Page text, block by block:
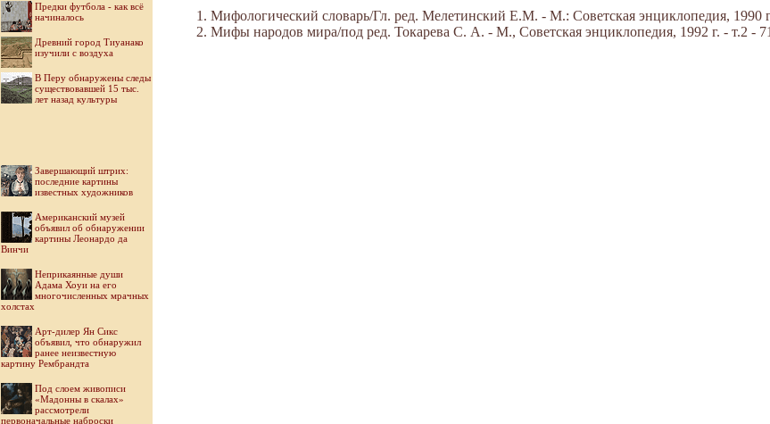
Предки футбола - как всё
начиналось
Древний город Тиуанако
изучили с воздуха
В Перу обнаружены следы
существовавшей 15 тыс.
лет назад культуры
Завершающий штрих:
последние картины
известных художников
Американский музей
объявил об обнаружении
картины Леонардо да
Винчи
Неприкаянные души
Адама Хоуи на его
многочисленных мрачных
холстах
Арт-дилер Ян Сикс
объявил, что обнаружил
ранее неизвестную
картину Рембрандта
Под слоем живописи
«Мадонны в скалах»
рассмотрели
первоначальные наброски
Мифологический словарь/Гл. ред. Мелетинский Е.М. - М.: Советская энциклопедия, 1990
Мифы народов мира/под ред. Токарева С. А. - М., Советская энциклопедия, 1992 г. - т.2 -